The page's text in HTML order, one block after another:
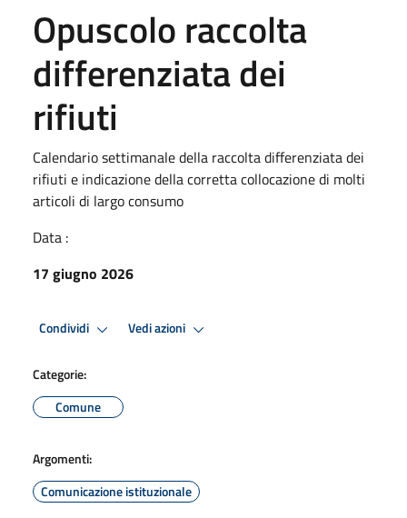
Opuscolo raccolta
differenziata dei
rifiuti
Calendario settimanale della raccolta differenziata dei
rifiuti e indicazione della corretta collocazione di molti
articoli di largo consumo
Data :
17 giugno 2026
Condividi Vedi azioni
Categorie:
Comune
Argomenti:
Comunicazione istituzionale